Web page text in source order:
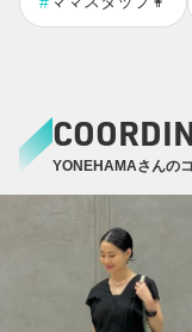
のお客様に出会うこ
ねております。 昨
第一に取り組みたい
YONEHAMAさんの